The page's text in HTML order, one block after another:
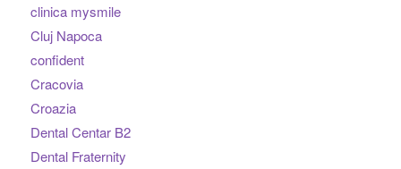
clinica mysmile
Cluj Napoca
confident
Cracovia
Croazia
Dental Centar B2
Dental Fraternity